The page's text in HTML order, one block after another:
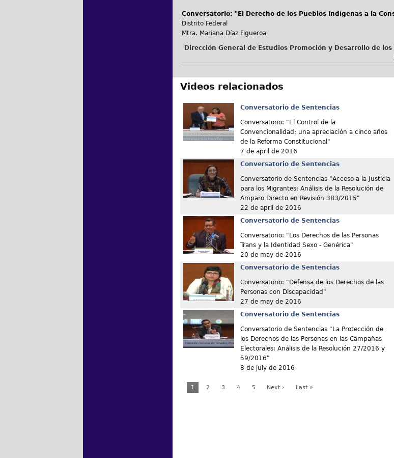
Conversatorio: "El Derecho de los Pueblos Indígenas a la
Distrito Federal
Mtra. Mariana Díaz Figueroa
Dirección General de Estudios Promoción y Desarrollo de los
Videos relacionados
Conversatorio de Sentencias
Conversatorio: "El Control de la
Convencionalidad; una apreciación a cinco años
de la Reforma Constitucional"
7 de april de 2016
Conversatorio de Sentencias
Conversatorio de Sentencias "Acceso a la Justicia
para los Migrantes: Análisis de la Resolución de
Amparo Directo en Revisión 383/2015"
22 de april de 2016
Conversatorio de Sentencias
Conversatorio: "Los Derechos de las Personas
Trans y la Identidad Sexo - Genérica"
20 de may de 2016
Conversatorio de Sentencias
Conversatorio: "Defensa de los Derechos de las
Personas con Discapacidad"
27 de may de 2016
Conversatorio de Sentencias
Conversatorio de Sentencias "La Protección de
los Derechos de las Personas en las Campañas
Electorales: Análisis de la Resolución 27/2016 y
59/2016"
8 de july de 2016
1 2 3 4 5 Next › Last »